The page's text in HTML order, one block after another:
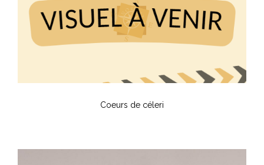
Coeurs de céleri